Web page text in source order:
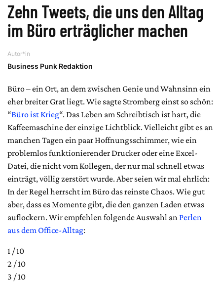
Zehn Tweets, die uns den Alltag
im Büro erträglicher machen
Autor*in
Business Punk Redaktion
Büro – ein Ort, an dem zwischen Genie und Wahnsinn ein
eher breiter Grat liegt. Wie sagte Stromberg einst so schön:
“Büro ist Krieg“. Das Leben am Schreibtisch ist hart, die
Kaffeemaschine der einzige Lichtblick. Vielleicht gibt es an
manchen Tagen ein paar Hoffnungsschimmer, wie ein
problemlos funktionierender Drucker oder eine Excel-
Datei, die nicht vom Kollegen, der nur mal schnell etwas
einträgt, völlig zerstört wurde. Aber seien wir mal ehrlich:
In der Regel herrscht im Büro das reinste Chaos. Wie gut
aber, dass es Momente gibt, die den ganzen Laden etwas
auflockern. Wir empfehlen folgende Auswahl an Perlen
aus dem Office-Alltag:
1 / 10
2 / 10
3 / 10